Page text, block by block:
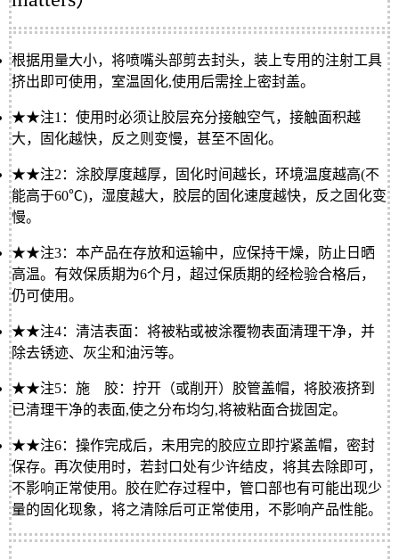
根据用量大小，将喷嘴头部剪去封头，装上专用的注射工具
挤出即可使用，室温固化,使用后需拴上密封盖。
★★注1： 使用时必须让胶层充分接触空气，接触面积越
大，固化越快，反之则变慢，甚至不固化。
★★注2： 涂胶厚度越厚，固化时间越长，环境温度越高(不
能高于60℃)，湿度越大，胶层的固化速度越快，反之固化变
慢。
★★注3： 本产品在存放和运输中，应保持干燥，防止日晒
高温。有效保质期为6个月，超过保质期的经检验合格后，
仍可使用。
★★注4： 清洁表面：将被粘或被涂覆物表面清理干净，并
除去锈迹、灰尘和油污等。
★★注5： 施 胶：拧开（或削开）胶管盖帽，将胶液挤到
已清理干净的表面,使之分布均匀,将被粘面合拢固定。
★★注6：操作完成后，未用完的胶应立即拧紧盖帽，密封
保存。再次使用时，若封口处有少许结皮，将其去除即可，
不影响正常使用。胶在贮存过程中，管口部也有可能出现少
量的固化现象，将之清除后可正常使用，不影响产品性能。